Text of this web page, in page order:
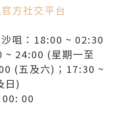
官方社交平台
咀：18:00 ~ 02:30
~ 24:00 (星期一至
(五及六)；17:30 ~
日)
00